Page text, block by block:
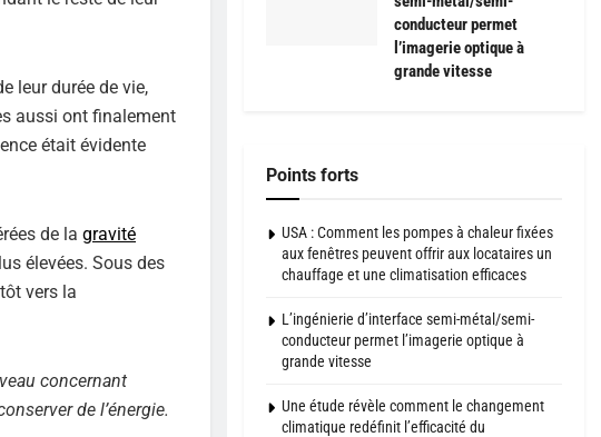
leur durée de vie,
aussi ont finalement
était évidente
de la gravité
élevées. Sous des
vers la
concernant
de l’énergie.
conducteur permet
l’imagerie optique à
grande vitesse
Points forts
USA : Comment les pompes à chaleur fixées
aux fenêtres peuvent offrir aux locataires un
chauffage et une climatisation efficaces
L’ingénierie d’interface semi-métal/semi-
conducteur permet l’imagerie optique à
grande vitesse
Une étude révèle comment le changement
climatique redéfinit l’efficacité du